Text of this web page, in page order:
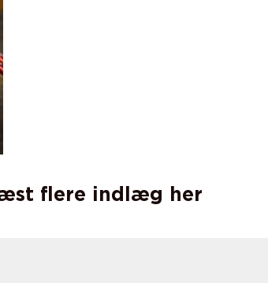
flere indlæg her